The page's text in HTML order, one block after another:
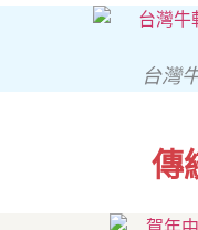
台灣
傳